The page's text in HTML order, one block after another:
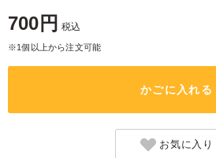
700円 税込
※1個以上から注文可能
かごに入れる
お気に入り